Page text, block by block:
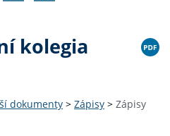
kolegia
dokumenty > Zápisy > Zápisy